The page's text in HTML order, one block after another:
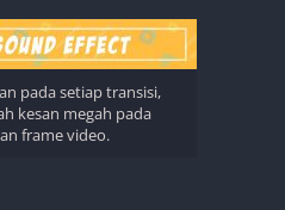
pada setiap transisi,
kesan megah pada
frame video.